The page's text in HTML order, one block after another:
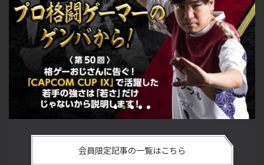
の強さは 「若さ」だけじゃないから説明します！【ストーム
久保のプロ格闘ゲーマーのゲンバから！ 第50回】
会員限定記事の一覧はこちら